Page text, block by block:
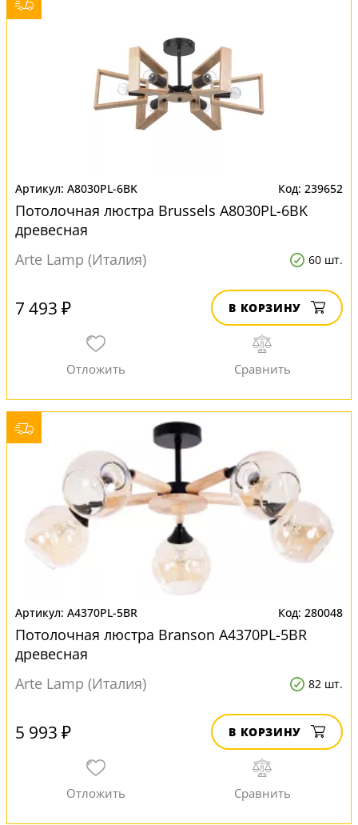
A8030PL-6BK 239652
Потолочная люстра Brussels A8030PL-6BK
древесная
Arte Lamp (Италия)
60 шт.
7 493 ₽ В КОРЗИНУ
A4370PL-5BR 280048
Потолочная люстра Branson A4370PL-5BR
древесная
Arte Lamp (Италия)
82 шт.
5 993 ₽ В КОРЗИНУ